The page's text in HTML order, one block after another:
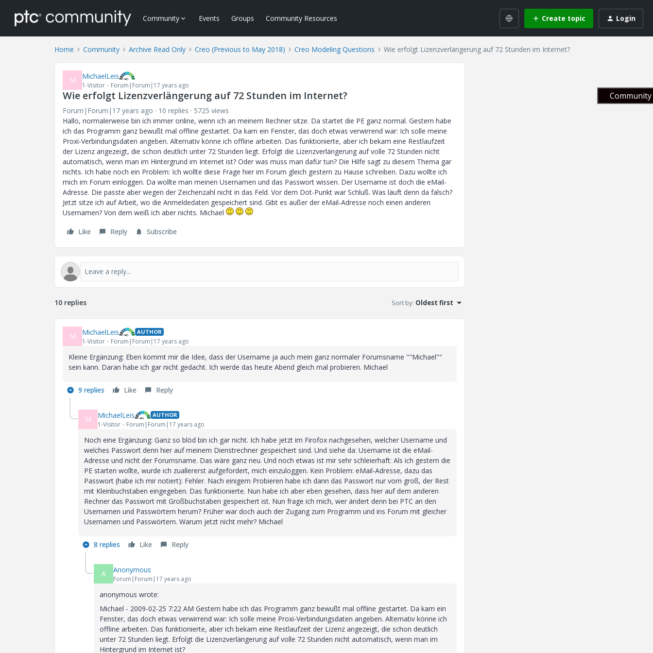
Community Events Groups Community Resources Create topic Login
Home Community Archive Read Only Creo (Previous to May 2018) Creo Modeling Questions Wie erfolgt Lizenzverlängerung auf 72 Stunden im Internet?
M MichaelLeis
1-Visitor Forum|Forum|17 years ago
Wie erfolgt Lizenzverlängerung auf 72 Stunden im Internet?
Forum|Forum|17 years ago 10 replies
5725 views
Hallo, normalerweise bin ich immer online, wenn ich an meinem Rechner sitze. Da startet die PE ganz normal. Gestern habe
ich das Programm ganz bewußt mal offline gestartet. Da kam ein Fenster, das doch etwas verwirrend war: Ich solle meine
Proxi-Verbindungsdaten angeben. Alternativ könne ich offline arbeiten. Das funktionierte, aber ich bekam eine Restlaufzeit
der Lizenz angezeigt, die schon deutlich unter 72 Stunden liegt. Erfolgt die Lizenzverlängerung auf volle 72 Stunden nicht
automatisch, wenn man im Hintergrund im Internet ist? Oder was muss man dafür tun? Die Hilfe sagt zu diesem Thema gar
nichts. Ich habe noch ein Problem: Ich wollte diese Frage hier im Forum gleich gestern zu Hause schreiben. Dazu wollte ich
mich im Forum einloggen. Da wollte man meinen Usernamen und das Passwort wissen. Der Username ist doch die eMail-
Adresse. Die passte aber wegen der Zeichenzahl nicht in das Feld. Vor dem Dot-Punkt war Schluß. Was läuft denn da falsch?
Jetzt sitze ich auf Arbeit, wo die Anmeldedaten gespeichert sind. Gibt es außer der eMail-Adresse noch einen anderen
Usernamen? Von dem weiß ich aber nichts. Michael
Like Reply Subscribe
10 replies Sort by: Oldest first
M MichaelLeis AUTHOR
1-Visitor Forum|Forum|17 years ago
Kleine Ergänzung: Eben kommt mir die Idee, dass der Username ja auch mein ganz normaler Forumsname ""Michael""
sein kann. Daran habe ich gar nicht gedacht. Ich werde das heute Abend gleich mal probieren. Michael
9 replies Like Reply
M MichaelLeis AUTHOR
1-Visitor Forum|Forum|17 years ago
Noch eine Ergänzung: Ganz so blöd bin ich gar nicht. Ich habe jetzt im Firofox nachgesehen, welcher Username und
welches Passwort denn hier auf meinem Dienstrechner gespeichert sind. Und siehe da: Username ist die eMail-
Adresse und nicht der Forumsname. Das wäre ganz neu. Und noch etwas ist mir sehr schleierhaft: Als ich gestern die
PE starten wollte, wurde ich zuallererst aufgefordert, mich einzuloggen. Kein Problem: eMail-Adresse, dazu das
Passwort (habe ich mir notiert): Fehler. Nach einigem Probieren habe ich dann das Passwort nur vorn groß, der Rest
mit Kleinbuchstaben eingegeben. Das funktionierte. Nun habe ich aber eben gesehen, dass hier auf dem anderen
Rechner das Passwort mit Großbuchstaben gespeichert ist. Nun frage ich mich, wer ändert denn bei PTC an den
Usernamen und Passwörtern herum? Früher war doch auch der Zugang zum Programm und ins Forum mit gleicher
Usernamen und Passwörtern. Warum jetzt nicht mehr? Michael
8 replies Like Reply
A Anonymous
Forum|Forum|17 years ago
anonymous wrote:
Michael - 2009-02-25 7:22 AM Gestern habe ich das Programm ganz bewußt mal offline gestartet. Da kam ein
Fenster, das doch etwas verwirrend war: Ich solle meine Proxi-Verbindungsdaten angeben. Alternativ könne ich
offline arbeiten. Das funktionierte, aber ich bekam eine Restlaufzeit der Lizenz angezeigt, die schon deutlich
unter 72 Stunden liegt. Erfolgt die Lizenzverlängerung auf volle 72 Stunden nicht automatisch, wenn man im
Hintergrund im Internet ist?